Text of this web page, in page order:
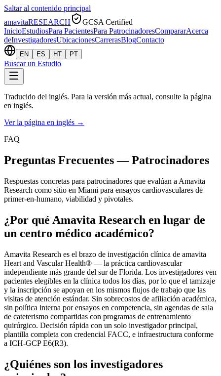
Saltar al contenido principal
amavitaRESEARCH
GCSA Certified
InicioEstudiosPara PacientesPara PatrocinadoresCompararAcerca
deInvestigadoresUbicacionesCarrerasBlogContacto
EN ES HT PT
Buscar un Estudio
Traducido del inglés. Para la versión más actual, consulte la página
en inglés.
Ver la página en inglés →
FAQ
Preguntas Frecuentes — Patrocinadores
Respuestas concretas para patrocinadores que evalúan a Amavita
Research como sitio en Miami para ensayos cardiovasculares de
primer-en-humano, viabilidad y pivotales.
¿Por qué Amavita Research en lugar de
un centro médico académico?
Amavita Research es el brazo de investigación clínica de amavita
Heart and Vascular Health® — la práctica cardiovascular
independiente más grande del sur de Florida. Los investigadores ven
pacientes elegibles en la clínica todos los días, por lo que el tamizaje
y la inscripción se apoyan en los mismos flujos de trabajo que las
visitas de atención estándar. Sin sobrecostos de afiliación académica,
sin política interna por ensayos en competencia, sin agendas de sala
de cateterismo compartidas con programas de entrenamiento
quirúrgico. Decisión rápida con un solo investigador principal,
plantilla completa con credencial FACC, e infraestructura conforme
a ICH-GCP E6(R3).
¿Quiénes son los investigadores